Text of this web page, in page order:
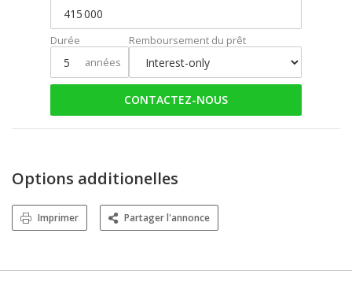
Durée
années
Remboursement du prêt
CONTACTEZ-NOUS
Options additionelles
Imprimer Partager l'annonce